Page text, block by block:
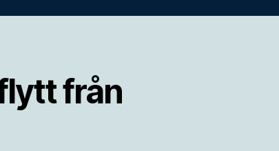
från